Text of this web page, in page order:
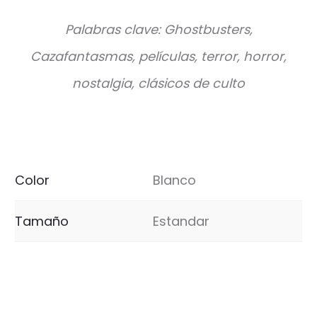
Palabras clave: Ghostbusters,
Cazafantasmas, películas, terror, horror,
nostalgia, clásicos de culto
Color Blanco
Tamaño Estandar